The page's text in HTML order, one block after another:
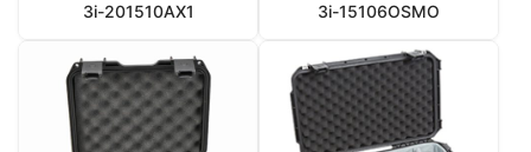
3i-201510AX1 3i-15106OSMO